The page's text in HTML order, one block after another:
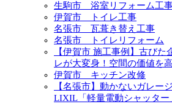
生駒市 浴室リフォーム工
伊賀市 トイレ工事
名張市 瓦葺き替え工事
名張市 トイレリフォーム
【伊賀市 施工事例】古び
レが大変身！空間の価値を
伊賀市 キッチン改修
【名張市】動かないガレー
LIXIL「軽量電動シャッター